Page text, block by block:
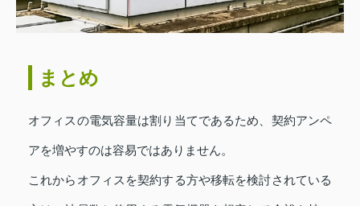
まとめ
オフィスの電気容量は割り当てであるため、契約アンペ
アを増やすのは容易ではありません。
これからオフィスを契約する方や移転を検討されている